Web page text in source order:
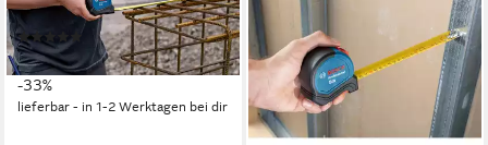
(1600A01V3S), 8 m
(5)
29,95 € UVP44,43 €
-33%
lieferbar - in 1-2 Werktagen bei dir